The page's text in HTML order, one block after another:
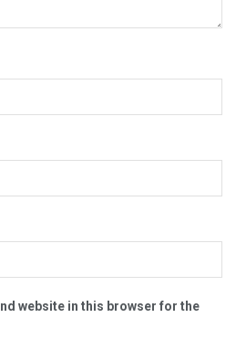
website in this browser for the